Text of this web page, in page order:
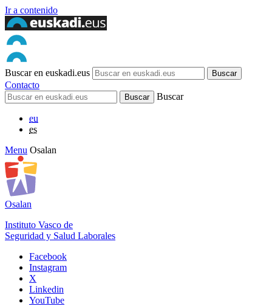
Ir a contenido
Buscar en euskadi.eus
Contacto
Buscar
eu
es
Menu Osalan
Osalan
Instituto Vasco de
Seguridad y Salud Laborales
Facebook
Instagram
X
Linkedin
YouTube